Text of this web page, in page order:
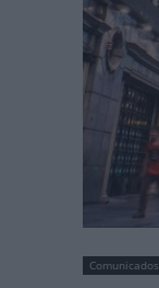
Comunicados